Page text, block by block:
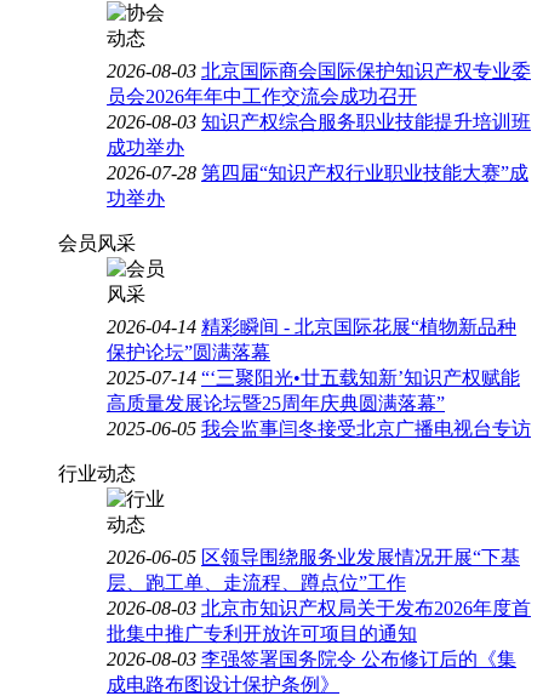
2026-08-03 北京国际商会国际保护知识产权专业委
员会2026年年中工作交流会成功召开
2026-08-03 知识产权综合服务职业技能提升培训班
成功举办
2026-07-28 第四届“知识产权行业职业技能大赛”成
功举办
会员风采
2026-04-14 精彩瞬间 - 北京国际花展“植物新品种
保护论坛”圆满落幕
2025-07-14 “‘三聚阳光•廿五载知新’知识产权赋能
高质量发展论坛暨25周年庆典圆满落幕”
2025-06-05 我会监事闫冬接受北京广播电视台专访
行业动态
2026-06-05 区领导围绕服务业发展情况开展“下基
层、跑工单、走流程、蹲点位”工作
2026-08-03 北京市知识产权局关于发布2026年度首
批集中推广专利开放许可项目的通知
2026-08-03 李强签署国务院令 公布修订后的《集
成电路布图设计保护条例》